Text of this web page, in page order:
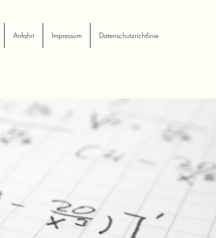
Anfahrt Impressum Datenschutzrichtlinie